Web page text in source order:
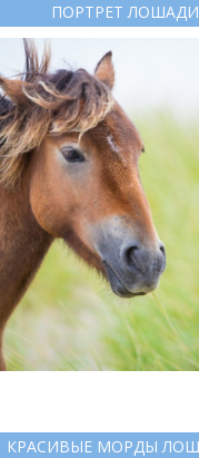
ПОРТРЕТ ЛОШАДИ
КРАСИВЫЕ МОРДЫ